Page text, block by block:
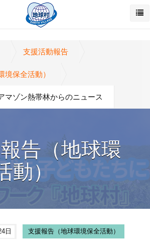
支援活動報告
境保全活動）
マゾン熱帯林からのニュース
告（地球環
動）
日 支援報告（地球環境保全活動）